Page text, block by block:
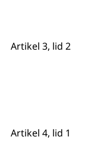
Artikel 3, lid 2
Artikel 4, lid 1